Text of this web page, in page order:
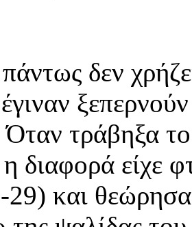
δεν
τράβηξα
διαφορά είχε
και θεώρησα